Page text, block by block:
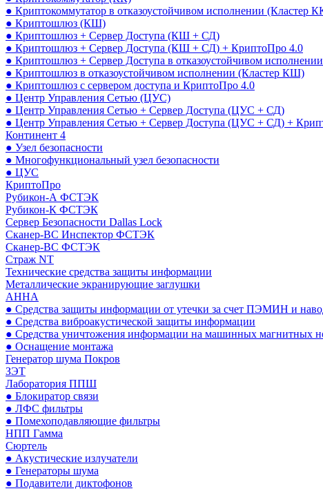
● Криптокоммутатор в отказоустойчивом исполнении (Кластер
● Криптошлюз (КШ)
● Криптошлюз + Сервер Доступа (КШ + СД)
● Криптошлюз + Сервер Доступа (КШ + СД) + КриптоПро 4.0
● Криптошлюз + Сервер Доступа в отказоустойчивом
● Криптошлюз в отказоустойчивом исполнении (Кластер КШ)
● Криптошлюз с сервером доступа и КриптоПро 4.0
● Центр Управления Сетью (ЦУС)
● Центр Управления Сетью + Сервер Доступа (ЦУС + СД)
● Центр Управления Сетью + Сервер Доступа (ЦУС + СД) +
Континент 4
● Узел безопасности
● Многофункциональный узел безопасности
● ЦУС
КриптоПро
Рубикон-А ФСТЭК
Рубикон-К ФСТЭК
Сервер Безопасности Dallas Lock
Сканер-ВС Инспектор ФСТЭК
Сканер-ВС ФСТЭК
Страж NT
Технические средства защиты информации
Металлические экранирующие заглушки
АННА
● Средства защиты информации от утечки за счет ПЭМИН и
● Средства виброакустической защиты информации
● Средства уничтожения информации на машинных магнитных
● Оснащение монтажа
Генератор шума Покров
ЗЭТ
Лаборатория ППШ
● Блокиратор связи
● ЛФС фильтры
● Помехоподавляющие фильтры
НПП Гамма
Сюртель
● Акустические излучатели
● Генераторы шума
● Подавители диктофонов